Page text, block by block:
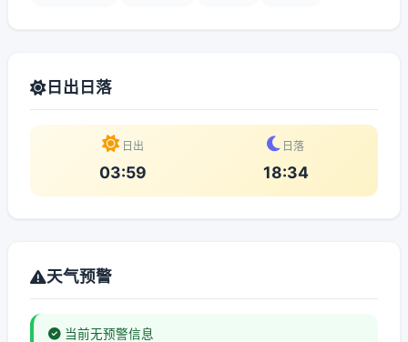
日出日落
日出
03:59
日落
18:34
天气预警
当前无预警信息